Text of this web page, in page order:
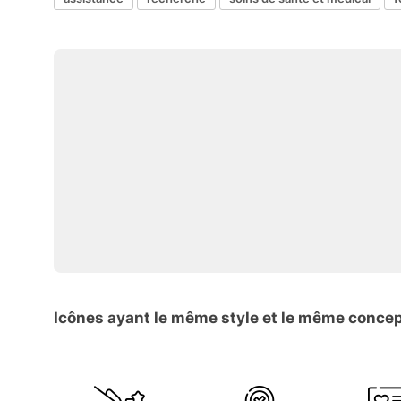
Icônes ayant le même style et le même